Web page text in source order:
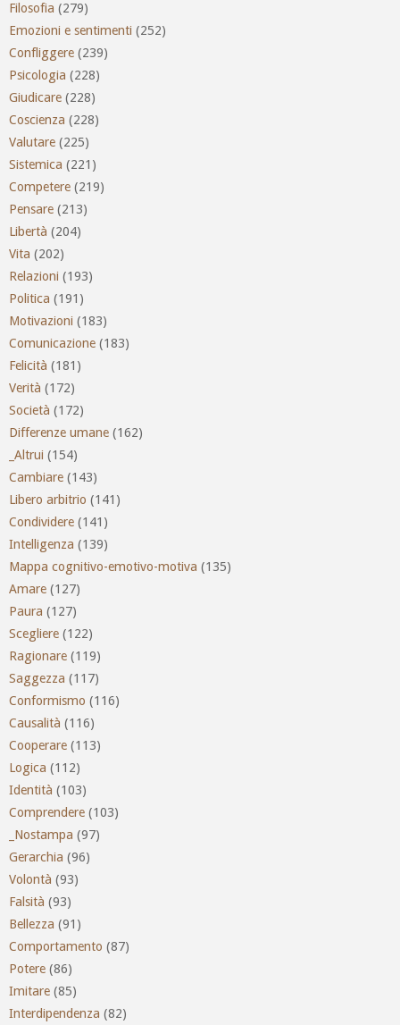
Filosofia (279)
Emozioni e sentimenti (252)
Confliggere (239)
Psicologia (228)
Giudicare (228)
Coscienza (228)
Valutare (225)
Sistemica (221)
Competere (219)
Pensare (213)
Libertà (204)
Vita (202)
Relazioni (193)
Politica (191)
Motivazioni (183)
Comunicazione (183)
Felicità (181)
Verità (172)
Società (172)
Differenze umane (162)
_Altrui (154)
Cambiare (143)
Libero arbitrio (141)
Condividere (141)
Intelligenza (139)
Mappa cognitivo-emotivo-motiva (135)
Amare (127)
Paura (127)
Scegliere (122)
Ragionare (119)
Saggezza (117)
Conformismo (116)
Causalità (116)
Cooperare (113)
Logica (112)
Identità (103)
Comprendere (103)
_Nostampa (97)
Gerarchia (96)
Volontà (93)
Falsità (93)
Bellezza (91)
Comportamento (87)
Potere (86)
Imitare (85)
Interdipendenza (82)